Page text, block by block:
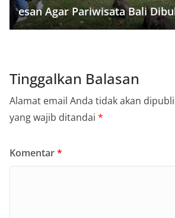
esan Agar Pariwisata Bali
Tinggalkan Balasan
Alamat email Anda tidak akan
yang wajib ditandai *
Komentar*